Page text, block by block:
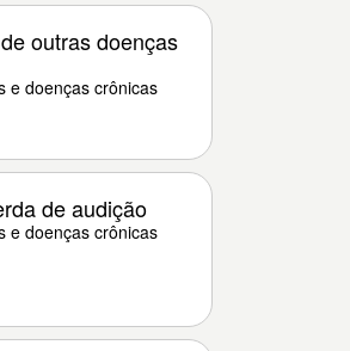
outras doenças
e doenças crônicas
de audição
e doenças crônicas